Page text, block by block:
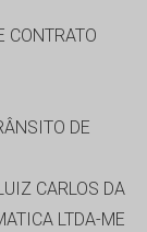
CONTRATO
DE
CARLOS DA
LTDA-ME